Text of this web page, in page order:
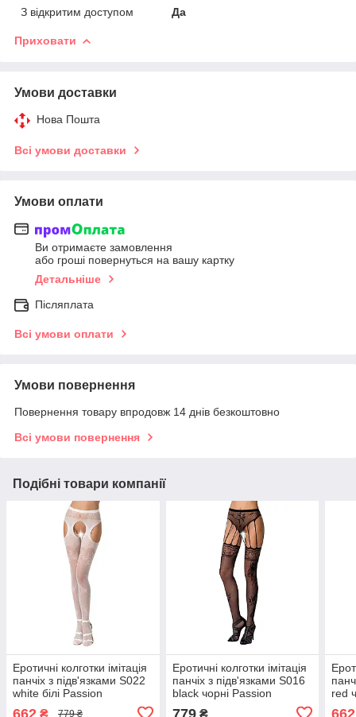
З відкритим доступом
Да
Приховати
Умови доставки
Нова Пошта
Всі умови доставки
Умови оплати
Ви отримаєте замовлення
або гроші повернуться на вашу картку
Детальніше
Післяплата
Всі умови оплати
Умови повернення
Повернення товару впродовж 14 днів безкоштовно
Всі умови повернення
Подібні товари компанії
Еротичні колготки імітація
панчіх з підв'язками S022
white білі Passion
662 ₴ 779 ₴
Еротичні колготки імітація
панчіх з підв'язками S016
black чорні Passion
779₴
red
662